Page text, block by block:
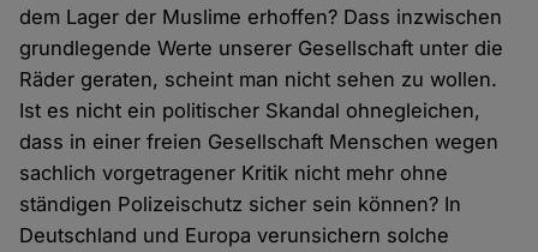
dem Lager der Muslime erhoffen? Dass inzwischen
grundlegende Werte unserer Gesellschaft unter die
Räder geraten, scheint man nicht sehen zu wollen.
Ist es nicht ein politischer Skandal ohnegleichen,
dass in einer freien Gesellschaft Menschen wegen
sachlich vorgetragener Kritik nicht mehr ohne
ständigen Polizeischutz sicher sein können? In
Deutschland und Europa verunsichern solche